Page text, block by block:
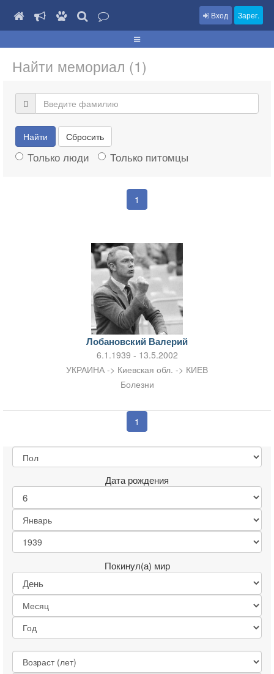
Вход Зарег.
Найти мемориал (1)
Найти Сбросить
Только люди Только питомцы
1
Лобановский Валерий
6.1.1939 - 13.5.2002
УКРАИНА -> Киевская обл. -> КИЕВ
Болезни
1
Дата рождения
Покинул(а) мир